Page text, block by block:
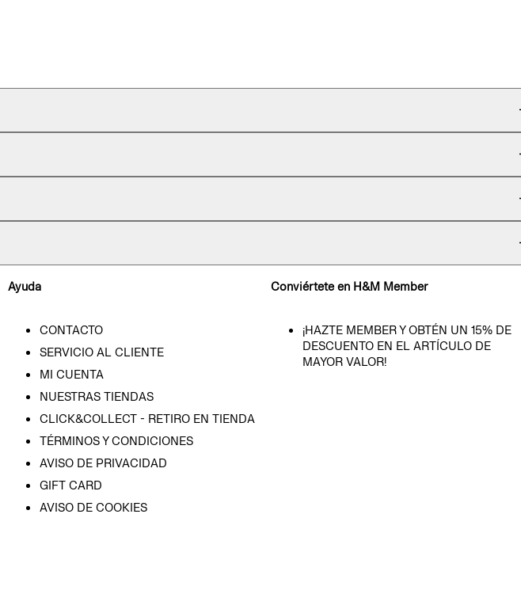
Ayuda
CONTACTO
SERVICIO AL CLIENTE
MI CUENTA
NUESTRAS TIENDAS
CLICK&COLLECT - RETIRO EN TIENDA
TÉRMINOS Y CONDICIONES
AVISO DE PRIVACIDAD
GIFT CARD
AVISO DE COOKIES
Conviértete en H&M Member
¡HAZTE MEMBER Y OBTÉN UN 15% DE
DESCUENTO EN EL ARTÍCULO DE
MAYOR VALOR!